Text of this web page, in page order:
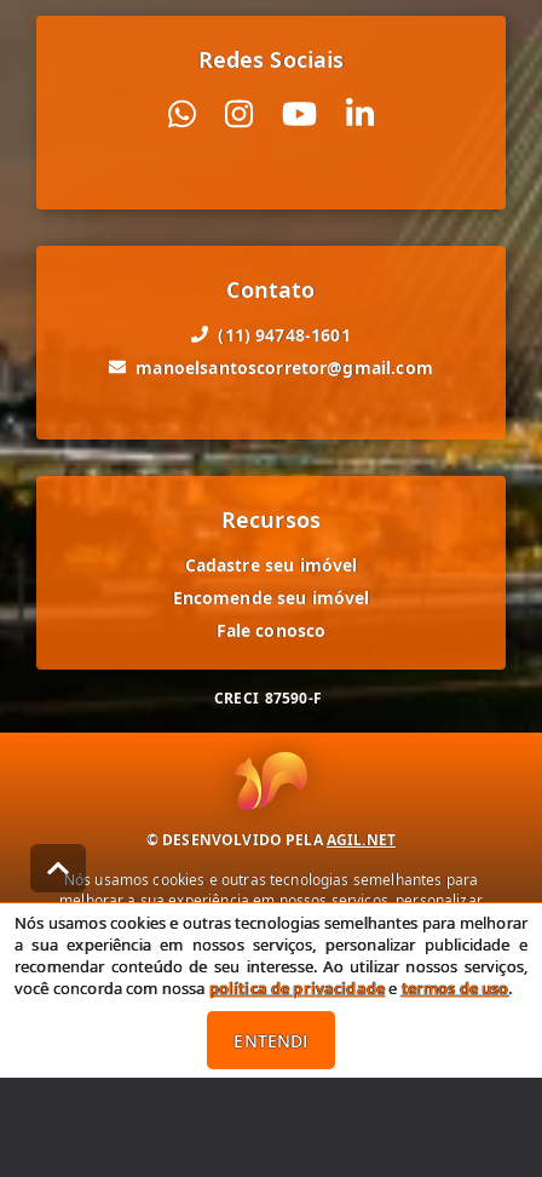
Redes Sociais
Contato
(11) 94748-1601
manoelsantoscorretor@gmail.com
Recursos
Cadastre seu imóvel
Encomende seu imóvel
Fale conosco
CRECI 87590-F
© DESENVOLVIDO PELAAGIL.NET
Nós usamos cookies e outras tecnologias semelhantes para
melhorar a sua experiência em nossos serviços, personalizar
publicidade e recomendar conteúdo de seu interesse. Ao utilizar
nossos serviços, você concorda com nossa política de privacidade e
termos de uso.
Política de Privacidade Termos de uso
Nós usamos cookies e outras tecnologias semelhantes para melhorar
a sua experiência em nossos serviços, personalizar publicidade e
recomendar conteúdo de seu interesse. Ao utilizar nossos serviços,
você concorda com nossa política de privacidadeetermos de uso.
ENTENDI